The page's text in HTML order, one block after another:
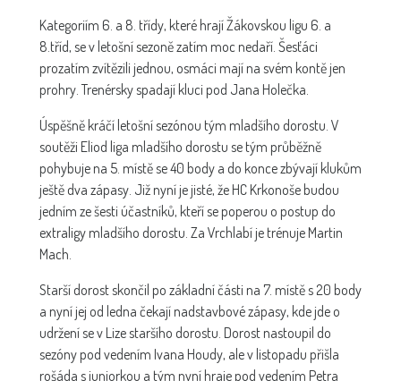
Kategoriím 6. a 8. třídy, které hrají Žákovskou ligu 6. a
8.tříd, se v letošní sezoně zatím moc nedaří. Šesťáci
prozatím zvítězili jednou, osmáci mají na svém kontě jen
prohry. Trenérsky spadají kluci pod Jana Holečka.
Úspěšně kráčí letošní sezónou tým mladšího dorostu. V
soutěži Eliod liga mladšího dorostu se tým průběžně
pohybuje na 5. místě se 40 body a do konce zbývají klukům
ještě dva zápasy. Již nyní je jisté, že HC Krkonoše budou
jedním ze šesti účastníků, kteří se poperou o postup do
extraligy mladšího dorostu. Za Vrchlabí je trénuje Martin
Mach.
Starší dorost skončil po základní části na 7. místě s 20 body
a nyní jej od ledna čekají nadstavbové zápasy, kde jde o
udržení se v Lize staršího dorostu. Dorost nastoupil do
sezóny pod vedením Ivana Houdy, ale v listopadu přišla
rošáda s juniorkou a tým nyní hraje pod vedením Petra